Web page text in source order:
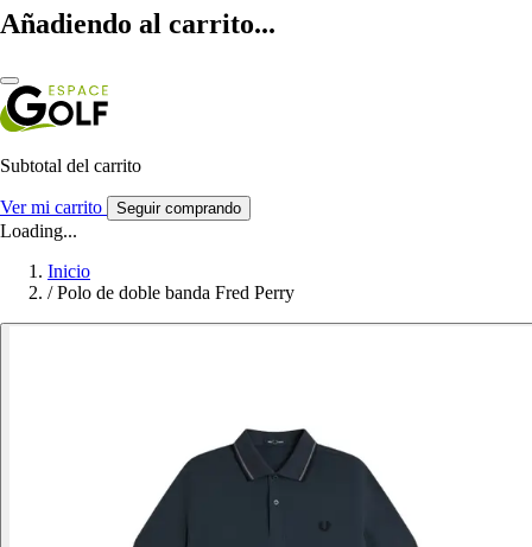
Añadiendo al carrito...
Subtotal del carrito
Ver mi carrito Seguir comprando
Loading...
Inicio
/ Polo de doble banda Fred Perry